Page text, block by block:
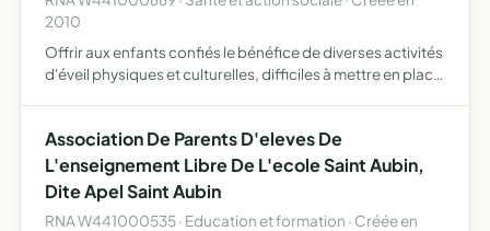
2010
Offrir aux enfants confiés le bénéfice de diverses activités
d'éveil physiques et culturelles, difficiles à mettre en place
Association De Parents D'eleves De
L'enseignement Libre De L'ecole Saint Aubin,
Dite Apel Saint Aubin
RNA W441000535 · Education et formation · Créée en